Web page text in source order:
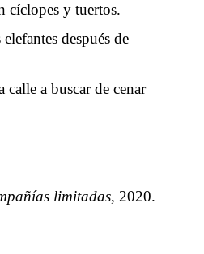
cíclopes y tuertos.
después de
a buscar de cenar
limitadas, 2020.